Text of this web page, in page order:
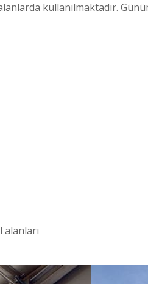
kullanılmaktadır.